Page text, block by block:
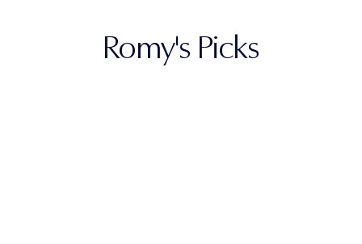
Romy's Picks